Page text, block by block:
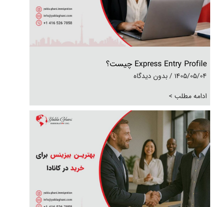
Express Entry Profile چیست؟
1405/05/04
بدون دیدگاه
ادامه مطلب >